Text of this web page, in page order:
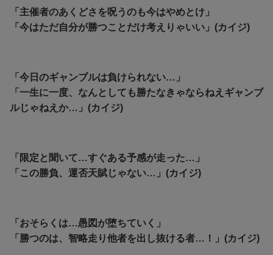
「主催者のあくどさを呪うのも今はやめとけ」
「今はただ自分が勝つことだけ考えりゃいい」(カイジ)
「今日のギャンブルは負けられない…」
「一生に一度、なんとしても勝たなきゃならねえギャンブ
ルじゃねえか…」(カイジ)
「限定と聞いて…すぐある予感が走った…」
「この勝負、運否天賦じゃない…」(カイジ)
「おそらくは…愚図が堕ちていく」
「勝つのは、智略走り他者を出し抜ける者…！」(カイジ)